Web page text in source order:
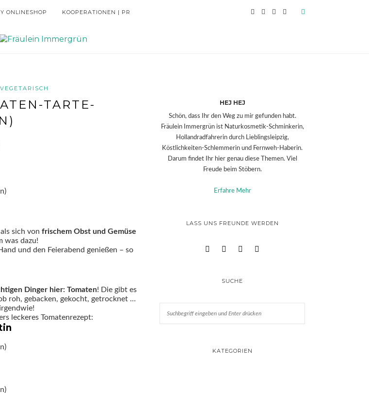
ONLINESHOP KOOPERATIONEN | PR
VEGETARISCH
TARTE-
sich von frischem Obst und Gemüse
was dazu!
und den Feierabend genießen – so
Dinger hier: Tomaten! Die gibt es
roh, gebacken, gekocht, getrocknet …
leckeres Tomatenrezept:
HEJ HEJ
Schön, dass Ihr den Weg zu mir gefunden habt.
Fräulein Immergrün ist Naturkosmetik-Schminkerin,
Hollandradfahrerin durch Lieblingsleipzig,
Köstlichkeiten-Schlemmerin und Fernweh-Haberin.
Darum findet Ihr hier genau diese Themen. Viel
Freude beim Stöbern.
Erfahre Mehr
LASS UNS FREUNDE WERDEN
SUCHE
KATEGORIEN